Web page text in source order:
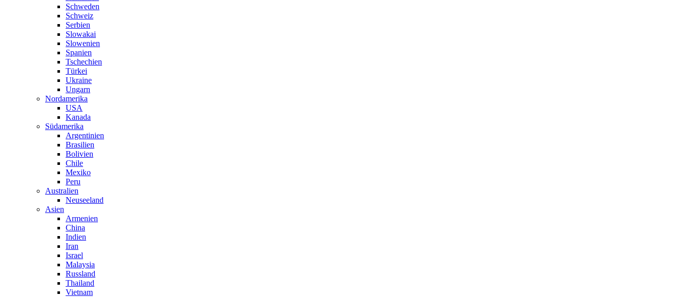
Schweden
Schweiz
Serbien
Slowakai
Slowenien
Spanien
Tschechien
Türkei
Ukraine
Ungarn
Nordamerika
USA
Kanada
Südamerika
Argentinien
Brasilien
Bolivien
Chile
Mexiko
Peru
Australien
Neuseeland
Asien
Armenien
China
Indien
Iran
Israel
Malaysia
Russland
Thailand
Vietnam